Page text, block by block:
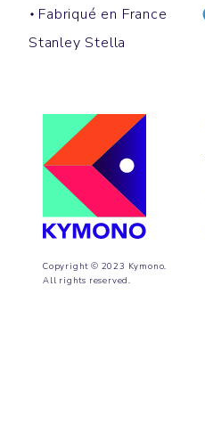
Fabriqué en France
Stanley Stella
Copyright © 2023 Kymono.
All rights reserved.